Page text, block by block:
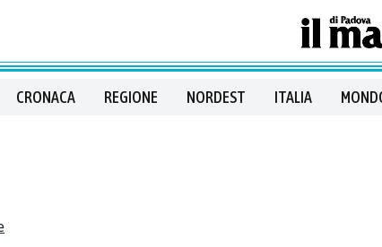
CRONACA REGIONE NORDEST ITALIA